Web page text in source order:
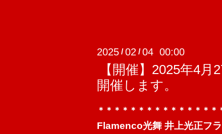
2025 /02 /04 00:00
【開催】2025年4
開催します。
＊＊＊＊＊＊＊＊＊＊＊＊＊＊＊
Flamenco光舞 井上光正フ